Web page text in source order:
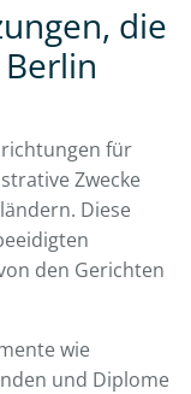
die
für
Zwecke
Diese
den Gerichten
wie
und Diplome